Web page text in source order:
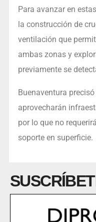
Para avanzar en
la construcción de
ventilación que
ambas zonas y
previamente se
Buenaventura
aprovecharán
por lo que no
soporte en superficie.